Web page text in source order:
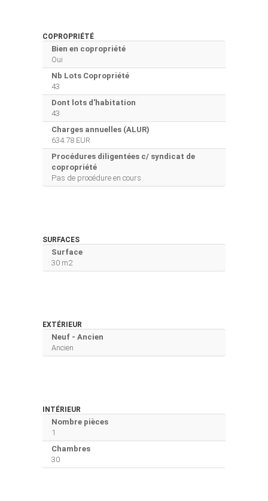
COPROPRIÉTÉ
Bien en copropriété
Oui
Nb Lots Copropriété
43
Dont lots d'habitation
43
Charges annuelles (ALUR)
634.78 EUR
Procédures diligentées c/ syndicat de
copropriété
Pas de procédure en cours
SURFACES
Surface
30 m2
EXTÉRIEUR
Neuf - Ancien
Ancien
INTÉRIEUR
Nombre pièces
1
Chambres
30